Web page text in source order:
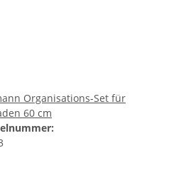
Organisations-Set für
60 cm